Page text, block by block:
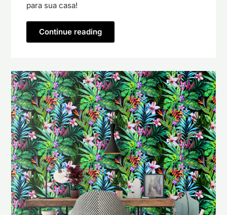
para sua casa!
Continue reading